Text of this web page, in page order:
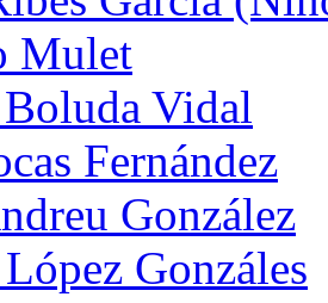
Mulet
Vidal
Fernández
González
Gonzáles